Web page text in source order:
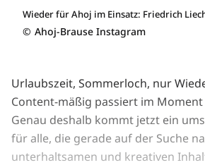
Wieder für Ahoj im Einsatz: Friedrich
© Ahoj-Brause Instagram
Urlaubszeit, Sommerloch, nur
Content-mäßig passiert im
Genau deshalb kommt jetzt ein
für alle, die gerade auf der Suche
unterhaltsamen und kreativen